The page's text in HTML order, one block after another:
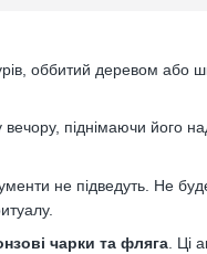
оббитий деревом або
піднімаючи його
не підведуть. Не
чарки та фляга . Ці